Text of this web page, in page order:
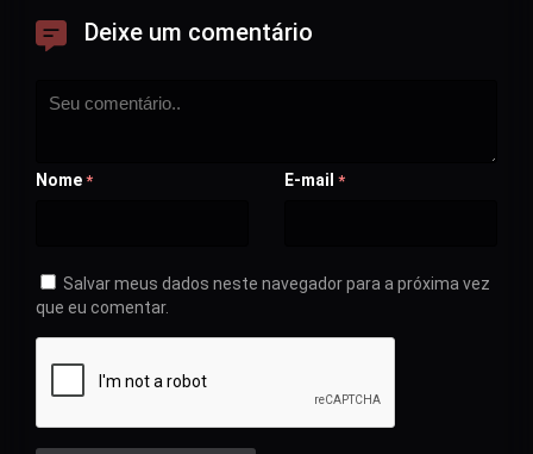
Deixe um comentário
Nome * E-mail *
Salvar meus dados neste navegador para a próxima vez
que eu comentar.